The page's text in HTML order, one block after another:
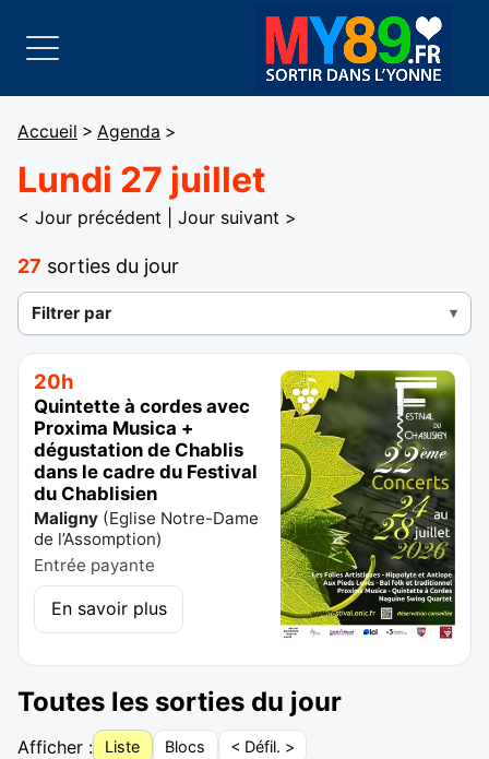
Accueil > Agenda >
Lundi 27 juillet
< Jour précédent Jour suivant >
27 sorties du jour
Filtrer par
20h
Quintette à cordes avec
Proxima Musica +
dégustation de Chablis
dans le cadre du Festival
du Chablisien
Maligny (Eglise Notre-Dame
de l’Assomption)
Entrée payante
En savoir plus
Toutes les sorties du jour
Afficher : Liste Blocs < Défil. >